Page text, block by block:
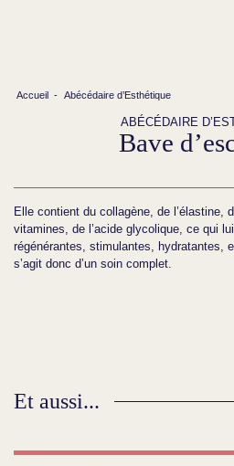
Accueil - Abécédaire d’Esthétique
ABÉCÉDAIRE
Bave
Elle contient du collagène, de l’élastine,
vitamines, de l’acide glycolique, ce qui
régénérantes, stimulantes, hydratantes,
s’agit donc d’un soin complet.
Et aussi...